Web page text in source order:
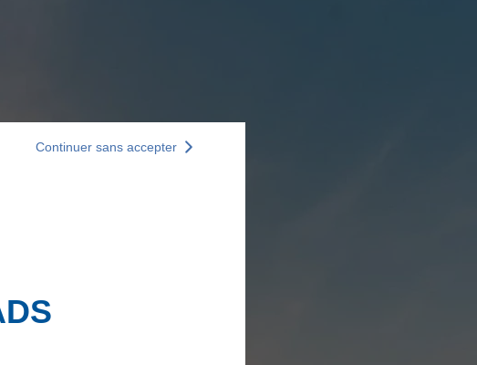
Continuer sans accepter